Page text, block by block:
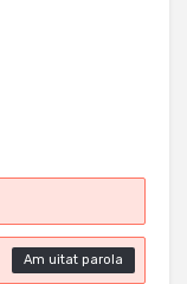
Am uitat parola